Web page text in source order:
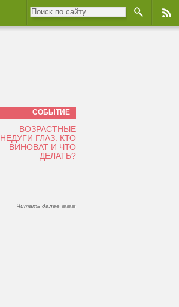
СОБЫТИЕ
ВОЗРАСТНЫЕ
НЕДУГИ ГЛАЗ: КТО
ВИНОВАТ И ЧТО
ДЕЛАТЬ?
Читать далее